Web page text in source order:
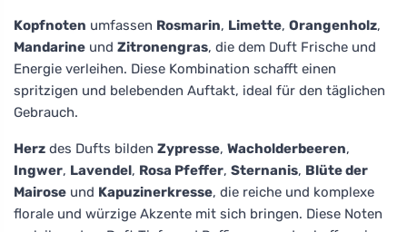
Kopfnoten umfassen Rosmarin, Limette, Orangenholz,
Mandarine und Zitronengras, die dem Duft Frische und
Energie verleihen. Diese Kombination schafft einen
spritzigen und belebenden Auftakt, ideal für den täglichen
Gebrauch.
Herz des Dufts bilden Zypresse, Wacholderbeeren,
Ingwer, Lavendel, Rosa Pfeffer, Sternanis, Blüte der
Mairose und Kapuzinerkresse, die reiche und komplexe
florale und würzige Akzente mit sich bringen. Diese Noten